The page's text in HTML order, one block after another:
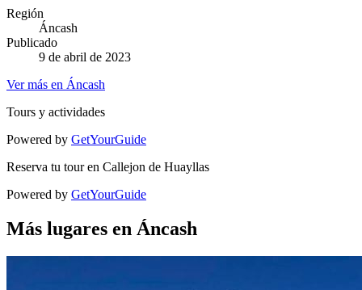
Región
Áncash
Publicado
9 de abril de 2023
Ver más en Áncash
Tours y actividades
Powered by GetYourGuide
Reserva tu tour en Callejon de Huayllas
Powered by GetYourGuide
Más lugares en Áncash